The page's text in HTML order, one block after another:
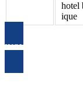
hotel
ique
INQUÉRITO AGORA